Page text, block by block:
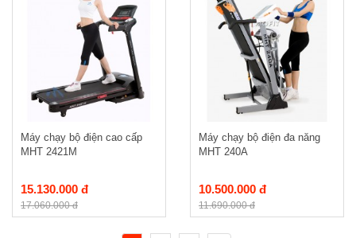
Máy chạy bộ điện cao cấp
MHT 2421M
15.130.000 đ
17.060.000 đ
Máy chạy bộ điện đa năng
MHT 240A
10.500.000 đ
11.690.000 đ